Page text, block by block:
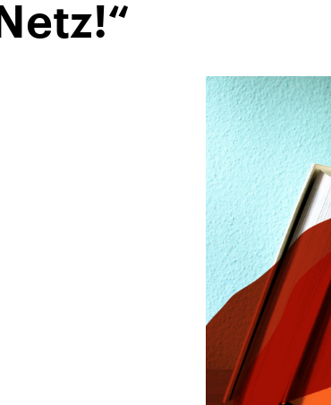
Netz!“